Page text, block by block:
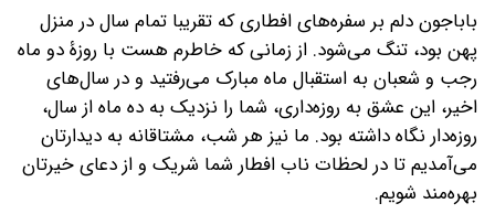
باباجون دلم بر سفره‌های افطاری که تقریبا تمام سال در منزل
پهن بود، تنگ می‌شود. از زمانی که خاطرم هست با روزۀ دو ماه
رجب و شعبان به استقبال ماه مبارک می‌رفتید و در سال‌های
اخیر، این عشق به روزه‌داری، شما را نزدیک به ده ماه از سال،
روزه‌دار نگاه داشته بود. ما نیز هر شب، مشتاقانه به دیدارتان
می‌آمدیم تا در لحظات ناب افطار شما شریک و از دعای خیرتان
بهره‌مند شویم.